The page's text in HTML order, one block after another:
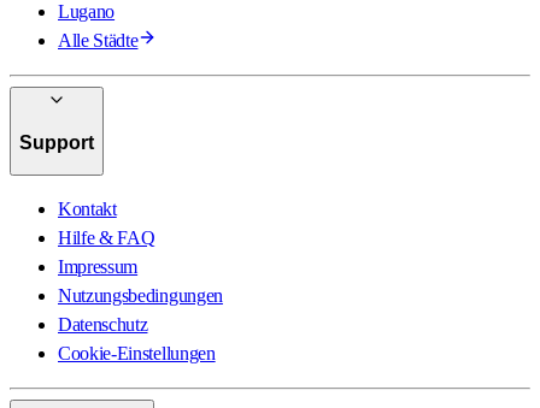
Lugano
Alle Städte
Support
Kontakt
Hilfe & FAQ
Impressum
Nutzungsbedingungen
Datenschutz
Cookie-Einstellungen